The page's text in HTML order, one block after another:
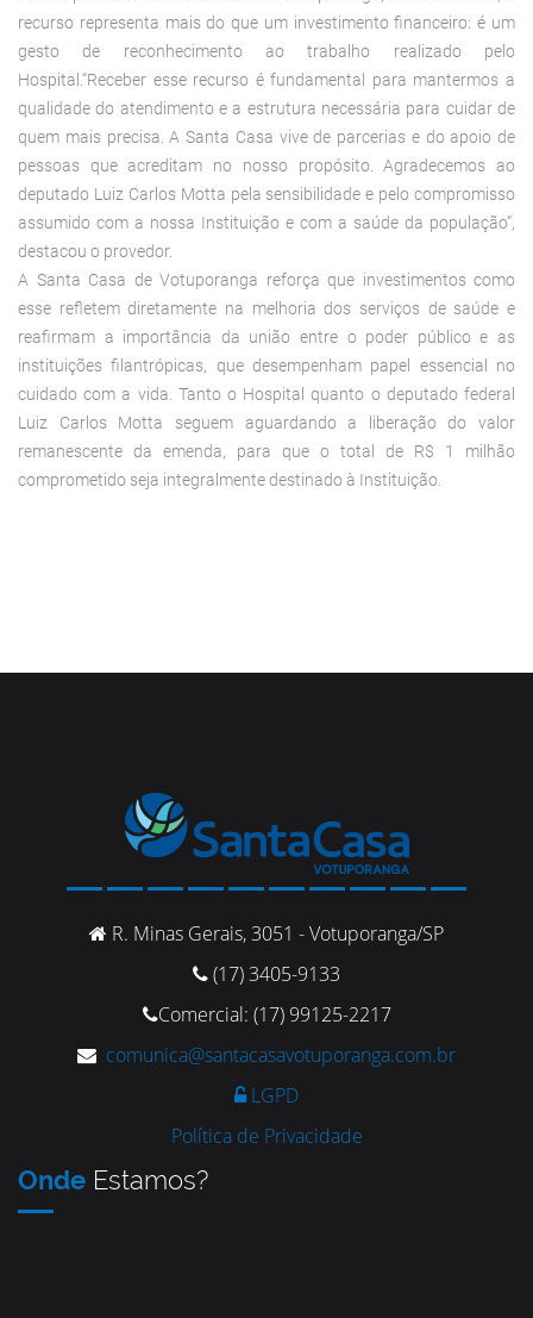
recurso representa mais do que um investimento financeiro: é um
gesto de reconhecimento ao trabalho realizado pelo
Hospital.“Receber esse recurso é fundamental para mantermos a
qualidade do atendimento e a estrutura necessária para cuidar de
quem mais precisa. A Santa Casa vive de parcerias e do apoio de
pessoas que acreditam no nosso propósito. Agradecemos ao
deputado Luiz Carlos Motta pela sensibilidade e pelo compromisso
assumido com a nossa Instituição e com a saúde da população”,
destacou o provedor.
A Santa Casa de Votuporanga reforça que investimentos como
esse refletem diretamente na melhoria dos serviços de saúde e
reafirmam a importância da união entre o poder público e as
instituições filantrópicas, que desempenham papel essencial no
cuidado com a vida. Tanto o Hospital quanto o deputado federal
Luiz Carlos Motta seguem aguardando a liberação do valor
remanescente da emenda, para que o total de R$ 1 milhão
comprometido seja integralmente destinado à Instituição.
R. Minas Gerais, 3051 - Votuporanga/SP
(17) 3405-9133
Comercial: (17) 99125-2217
comunica@santacasavotuporanga.com.br
LGPD
Política de Privacidade
Onde Estamos?